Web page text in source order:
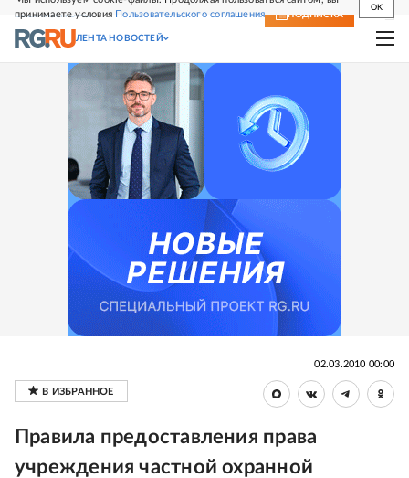
принимаете условия Пользовательского соглашения
OK
СВЕЖИЙ НОМЕР ПОДПИСКА
ЛЕНТА НОВОСТЕЙ
02.03.2010 00:00
Правила предоставления права
учреждения частной охранной